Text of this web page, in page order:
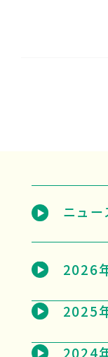
ニュー
2026
2025
2024